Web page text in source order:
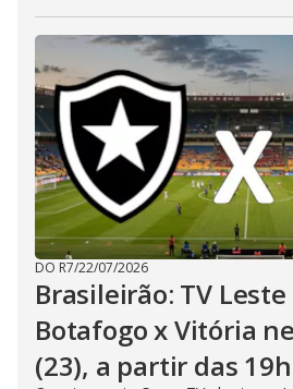
DO R7/22/07/2026
Brasileirão: TV
Botafogo x Vitória
(23), a partir das 19h